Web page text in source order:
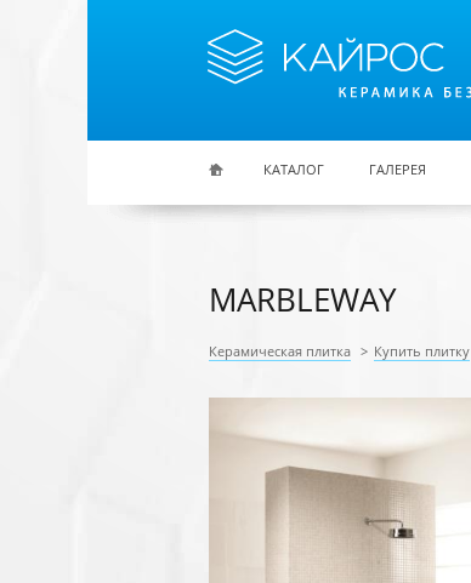
КАТАЛОГ ГАЛЕРЕЯ
MARBLEWAY
Керамическая плитка > Купить плитку